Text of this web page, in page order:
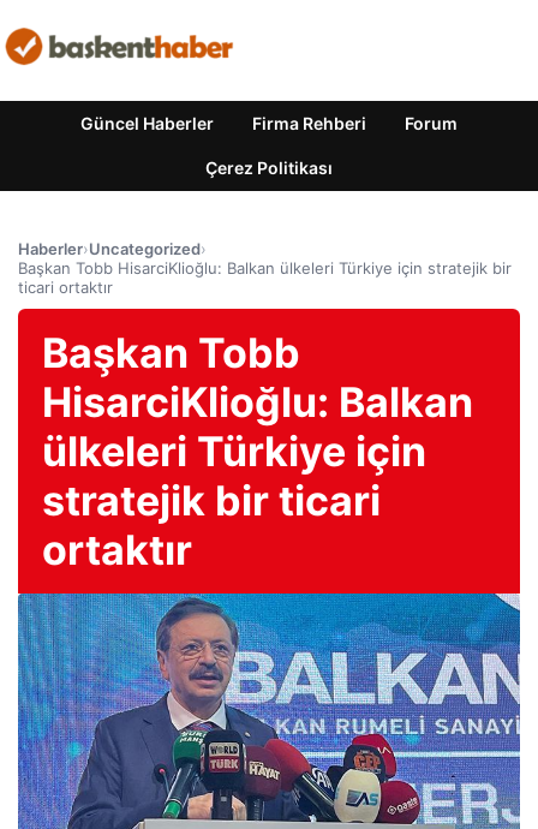
Güncel Haberler Firma Rehberi Forum
Çerez Politikası
Haberler›Uncategorized›
Başkan Tobb HisarciKlioğlu: Balkan ülkeleri Türkiye için stratejik bir
ticari ortaktır
Başkan Tobb
HisarciKlioğlu: Balkan
ülkeleri Türkiye için
stratejik bir ticari
ortaktır